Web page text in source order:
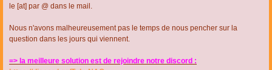
le [at] par @ dans le mail.
Nous n'avons malheureusement pas le temps de nous pencher sur la
question dans les jours qui viennent.
=> la meilleure solution est de rejoindre notre discord :